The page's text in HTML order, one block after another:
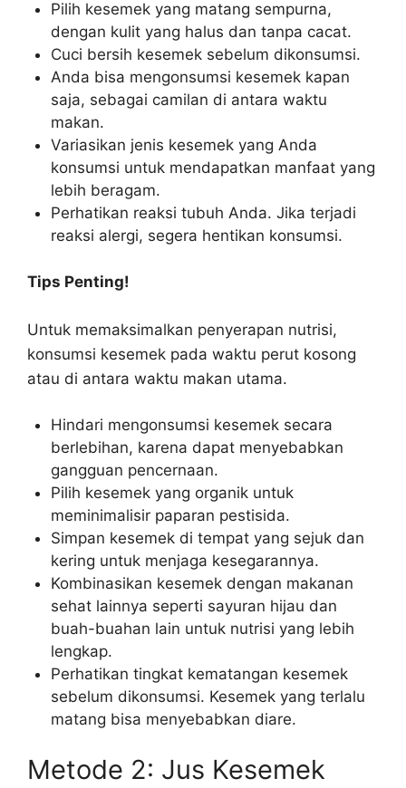
Pilih kesemek yang matang sempurna,
dengan kulit yang halus dan tanpa cacat.
Cuci bersih kesemek sebelum dikonsumsi.
Anda bisa mengonsumsi kesemek kapan
saja, sebagai camilan di antara waktu
makan.
Variasikan jenis kesemek yang Anda
konsumsi untuk mendapatkan manfaat yang
lebih beragam.
Perhatikan reaksi tubuh Anda. Jika terjadi
reaksi alergi, segera hentikan konsumsi.
Tips Penting!
Untuk memaksimalkan penyerapan nutrisi,
konsumsi kesemek pada waktu perut kosong
atau di antara waktu makan utama.
Hindari mengonsumsi kesemek secara
berlebihan, karena dapat menyebabkan
gangguan pencernaan.
Pilih kesemek yang organik untuk
meminimalisir paparan pestisida.
Simpan kesemek di tempat yang sejuk dan
kering untuk menjaga kesegarannya.
Kombinasikan kesemek dengan makanan
sehat lainnya seperti sayuran hijau dan
buah-buahan lain untuk nutrisi yang lebih
lengkap.
Perhatikan tingkat kematangan kesemek
sebelum dikonsumsi. Kesemek yang terlalu
matang bisa menyebabkan diare.
Metode 2: Jus Kesemek